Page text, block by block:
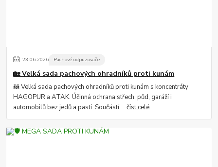
23.06.2026 Pachové odpuzovače
🏡 Velká sada pachových ohradníků proti kunám
🦝 Velká sada pachových ohradníků proti kunám s koncentráty
HAGOPUR a ATAK. Účinná ochrana střech, půd, garáží i
automobilů bez jedů a pastí. Součástí ...číst celé